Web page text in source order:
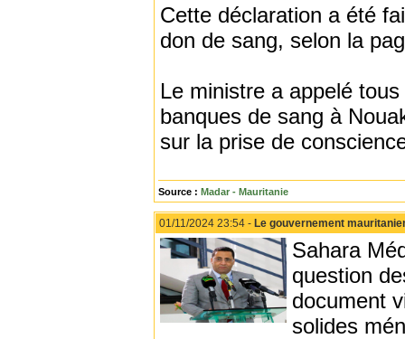
Cette déclaration a été
don de sang, selon la
Le ministre a appelé
banques de sang à
sur la prise de
Source : Madar - Mauritanie
01/11/2024 23:54 - Le gouvernement
Sahara
question
document
solides